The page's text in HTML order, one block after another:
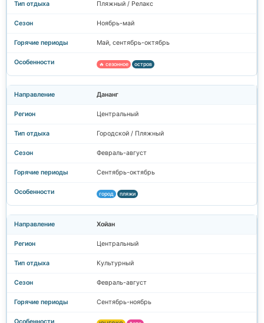
Пляжный / Релакс
Ноябрь-май
Май, сентябрь-октябрь
🔥 сезонное остров
Дананг
Центральный
Городской / Пляжный
Февраль-август
Сентябрь-октябрь
город пляжи
Хойан
Центральный
Культурный
Февраль-август
Сентябрь-ноябрь